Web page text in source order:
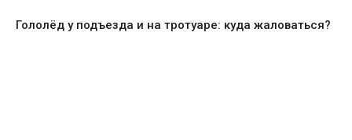
Гололёд у подъезда и на тротуаре: куда жаловаться?